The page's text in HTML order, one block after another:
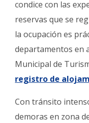
Fúnebres
condice con las
reservas que se
la ocupación es
departamentos en
Municipal de
registro de
Con tránsito
demoras en zona